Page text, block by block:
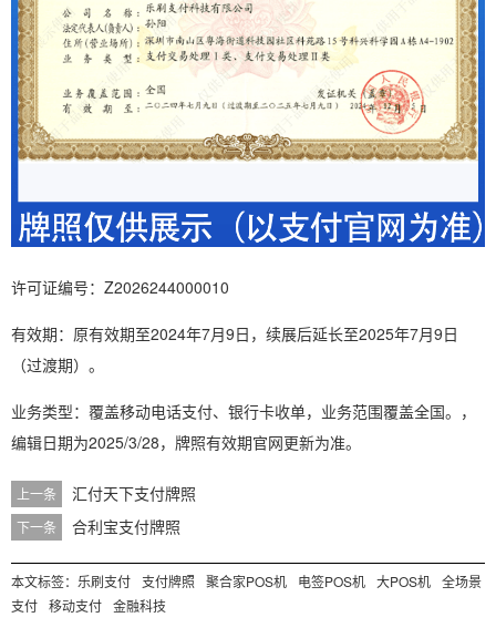
许可证编号：Z2026244000010
有效期：原有效期至2024年7月9日，续展后延长至2025年7月9日
（过渡期）。
业务类型：覆盖移动电话支付、银行卡收单，业务范围覆盖全国。，
编辑日期为2025/3/28，牌照有效期官网更新为准。
上一条 汇付天下支付牌照
下一条 合利宝支付牌照
本文标签： 乐刷支付 支付牌照 聚合家POS机 电签POS机 大POS机 全场景
支付 移动支付 金融科技